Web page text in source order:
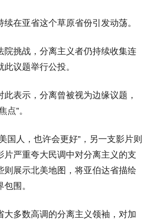
在亚省这个草原省份引发动荡。
院挑战，分离主义者仍持续收集连
议题举行公投。
此表示，分离曾被视为边缘议题，
点”。
国人，也许会更好”，另一支影片则
片严重夸大民调中对分离主义的支
则展示北美地图，将亚伯达省描绘
围。
大多数高调的分离主义领袖，对加